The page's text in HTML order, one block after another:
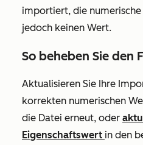
importiert, die numerische
jedoch keinen Wert.
So beheben Sie den
Aktualisieren Sie Ihre
korrekten numerischen
die Datei erneut, oder
Eigenschaftswert in den